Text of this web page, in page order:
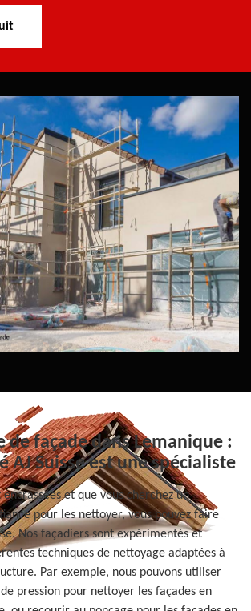
de façade dans Lemanique :
AJ Suisse est une spécialiste
encrassées et que vous cherchez un
pour les nettoyer, vous pouvez faire
Nos façadiers sont expérimentés et
techniques de nettoyage adaptées à
Par exemple, nous pouvons utiliser
pression pour nettoyer les façades en